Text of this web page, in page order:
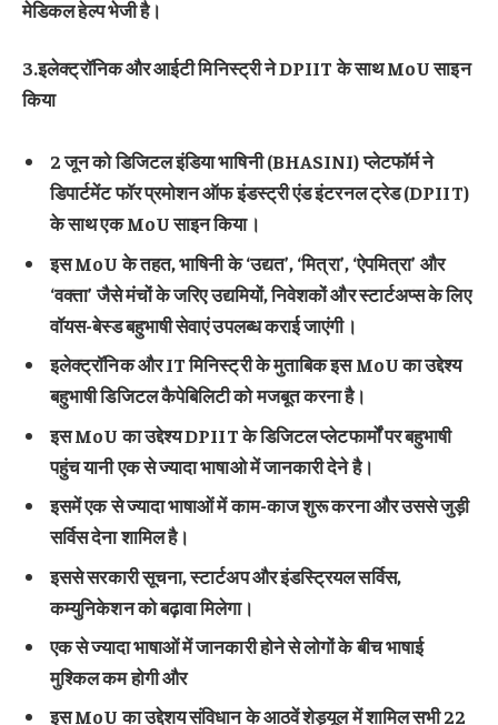
मेडिकल हेल्प भेजी है।
3.इलेक्ट्रॉनिक और आईटी मिनिस्ट्री ने DPIIT के साथ MoU साइन
किया
2 जून को डिजिटल इंडिया भाषिनी (BHASINI) प्लेटफॉर्म ने
डिपार्टमेंट फॉर प्रमोशन ऑफ इंडस्ट्री एंड इंटरनल ट्रेड (DPIIT)
के साथ एक MoU साइन किया।
इस MoU के तहत, भाषिनी के ‘उद्यत’, ‘मित्रा’, ‘ऐपमित्रा’ और
‘वक्ता’ जैसे मंचों के जरिए उद्यमियों, निवेशकों और स्टार्टअप्स के लिए
वॉयस-बेस्ड बहुभाषी सेवाएं उपलब्ध कराई जाएंगी।
इलेक्ट्रॉनिक और IT मिनिस्ट्री के मुताबिक इस MoU का उद्देश्य
बहुभाषी डिजिटल कैपेबिलिटी को मजबूत करना है।
इस MoU का उद्देश्य DPIIT के डिजिटल प्लेटफार्मों पर बहुभाषी
पहुंच यानी एक से ज्यादा भाषाओ में जानकारी देने है।
इसमें एक से ज्यादा भाषाओं में काम-काज शुरू करना और उससे जुड़ी
सर्विस देना शामिल है।
इससे सरकारी सूचना, स्टार्टअप और इंडस्ट्रियल सर्विस,
कम्युनिकेशन को बढ़ावा मिलेगा।
एक से ज्यादा भाषाओं में जानकारी होने से लोगों के बीच भाषाई
मुश्किल कम होगी और
इस MoU का उद्देशय संविधान के आठवें शेड्यूल में शामिल सभी 22